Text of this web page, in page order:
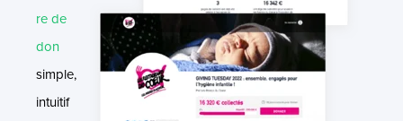
re de
don
simple,
intuitif